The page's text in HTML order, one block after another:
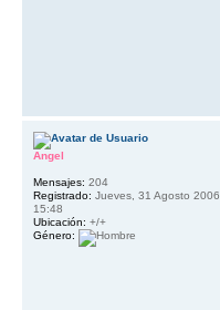
Angel
Mensajes: 204
Registrado: Jueves, 31 Agosto 2006,
15:48
Ubicación: +/+
Género: